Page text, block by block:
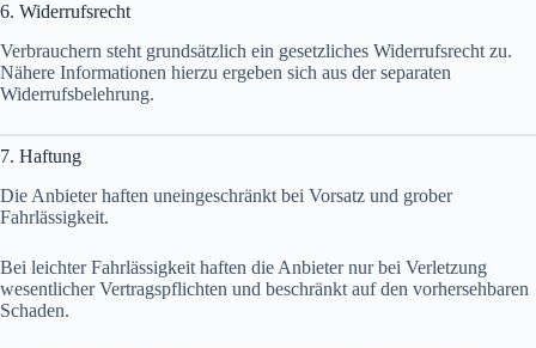
6. Widerrufsrecht
Verbrauchern steht grundsätzlich ein gesetzliches Widerrufsrecht zu.
Nähere Informationen hierzu ergeben sich aus der separaten
Widerrufsbelehrung.
7. Haftung
Die Anbieter haften uneingeschränkt bei Vorsatz und grober
Fahrlässigkeit.
Bei leichter Fahrlässigkeit haften die Anbieter nur bei Verletzung
wesentlicher Vertragspflichten und beschränkt auf den vorhersehbaren
Schaden.